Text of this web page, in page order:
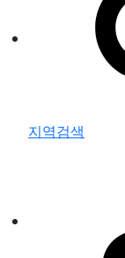
지역검색